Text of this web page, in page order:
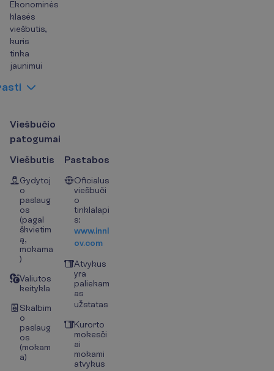
Ekonominės
klasės
viešbutis,
kuris
tinka
jaunimui
asti
Viešbučio
patogumai
Viešbutis
Gydytoj
o
paslaug
os
(pagal
škvietim
ą,
mokama
)
Valiutos
keitykla
Skalbim
o
paslaug
os
(mokam
a)
Pastabos
Oficialus
viešbuči
o
tinklalapi
s:
www.innl
ov.com
Atvykus
yra
paliekam
as
užstatas
Kurorto
mokesči
ai
mokami
atvykus